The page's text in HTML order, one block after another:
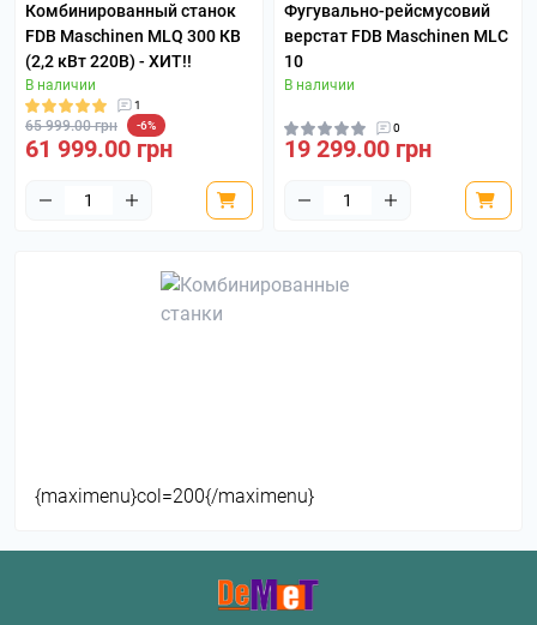
Комбинированный станок
FDB Maschinen MLQ 300 КВ
(2,2 кВт 220В) - ХИТ!!
В наличии
1
65 999.00 грн -6%
61 999.00 грн
Фугувально-рейсмусовий
верстат FDB Maschinen MLC
10
В наличии
0
19 299.00 грн
{maximenu}col=200{/maximenu}